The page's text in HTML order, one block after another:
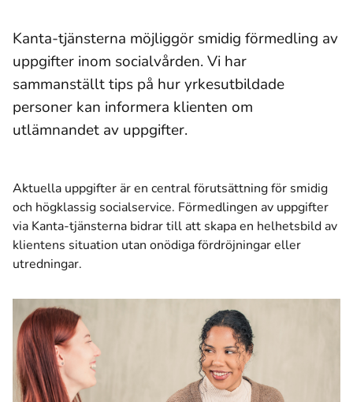
Kanta-tjänsterna möjliggör smidig förmedling av
uppgifter inom socialvården. Vi har
sammanställt tips på hur yrkesutbildade
personer kan informera klienten om
utlämnandet av uppgifter.
Aktuella uppgifter är en central förutsättning för smidig
och högklassig socialservice. Förmedlingen av uppgifter
via Kanta-tjänsterna bidrar till att skapa en helhetsbild av
klientens situation utan onödiga fördröjningar eller
utredningar.